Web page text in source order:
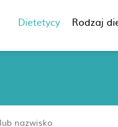
Dietetycy Rodzaj